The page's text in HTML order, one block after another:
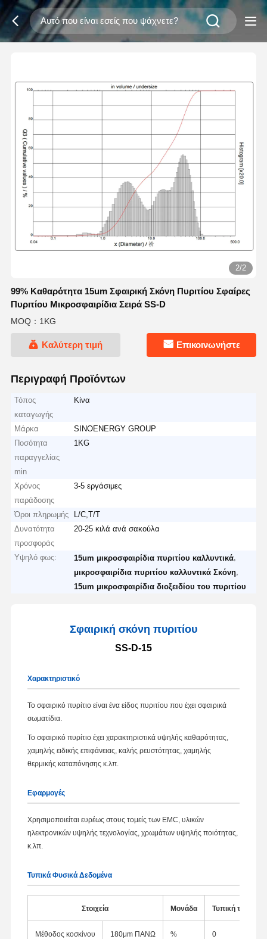
2/2
99% Καθαρότητα 15um Σφαιρική Σκόνη Πυριτίου Σφαίρες
Πυριτίου Μικροσφαιρίδια Σειρά SS-D
MOQ：1KG
Καλύτερη τιμή Επικοινωνήστε
Περιγραφή Προϊόντων
Τόπος
καταγωγής
Κίνα
Μάρκα
SINOENERGY GROUP
Ποσότητα
παραγγελίας
min
1KG
Χρόνος
παράδοσης
3-5 εργάσιμες
Όροι πληρωμής
L/C,T/T
Δυνατότητα
προσφοράς
20-25 κιλά ανά σακούλα
Υψηλό φως: 15um μικροσφαιρίδια πυριτίου καλλυντικά
μικροσφαιρίδια πυριτίου καλλυντικά Σκόνη
15um μικροσφαιρίδια διοξειδίου του πυριτίου
Σφαιρική σκόνη πυριτίου
SS-D-15
Χαρακτηριστικό
Το σφαιρικό πυρίτιο είναι ένα είδος πυριτίου που έχει σφαιρικά
σωματίδια.
Το σφαιρικό πυρίτιο έχει χαρακτηριστικά υψηλής καθαρότητας,
χαμηλής ειδικής επιφάνειας, καλής ρευστότητας, χαμηλής
θερμικής καταπόνησης κ.λπ.
Εφαρμογές
Χρησιμοποιείται ευρέως στους τομείς των EMC, υλικών
ηλεκτρονικών υψηλής τεχνολογίας, χρωμάτων υψηλής ποιότητας,
κ.λπ.
Τυπικά Φυσικά Δεδομένα
Στοιχεία Μονάδα Τυπική τιμή
Μέθοδος κοσκίνου 180μm ΠΑΝΩ % 0